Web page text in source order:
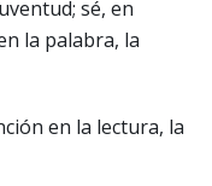
sé, en
la palabra, la
en la lectura, la